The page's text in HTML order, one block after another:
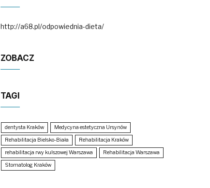
http://a68.pl/odpowiednia-dieta/
ZOBACZ
TAGI
dentysta Kraków
Medycyna estetyczna Ursynów
Rehabilitacja Bielsko-Biała
Rehabilitacja Kraków
rehabilitacja rwy kulszowej Warszawa
Rehabilitacja Warszawa
Stomatolog Kraków